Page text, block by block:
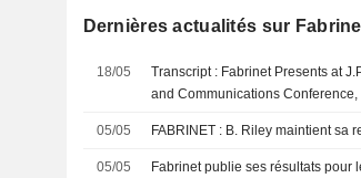
Dernières actualités sur
18/05
Transcript : Fabrinet Presents at
and Communications
05/05 FABRINET : B. Riley
05/05
Fabrinet publie ses résultats pour